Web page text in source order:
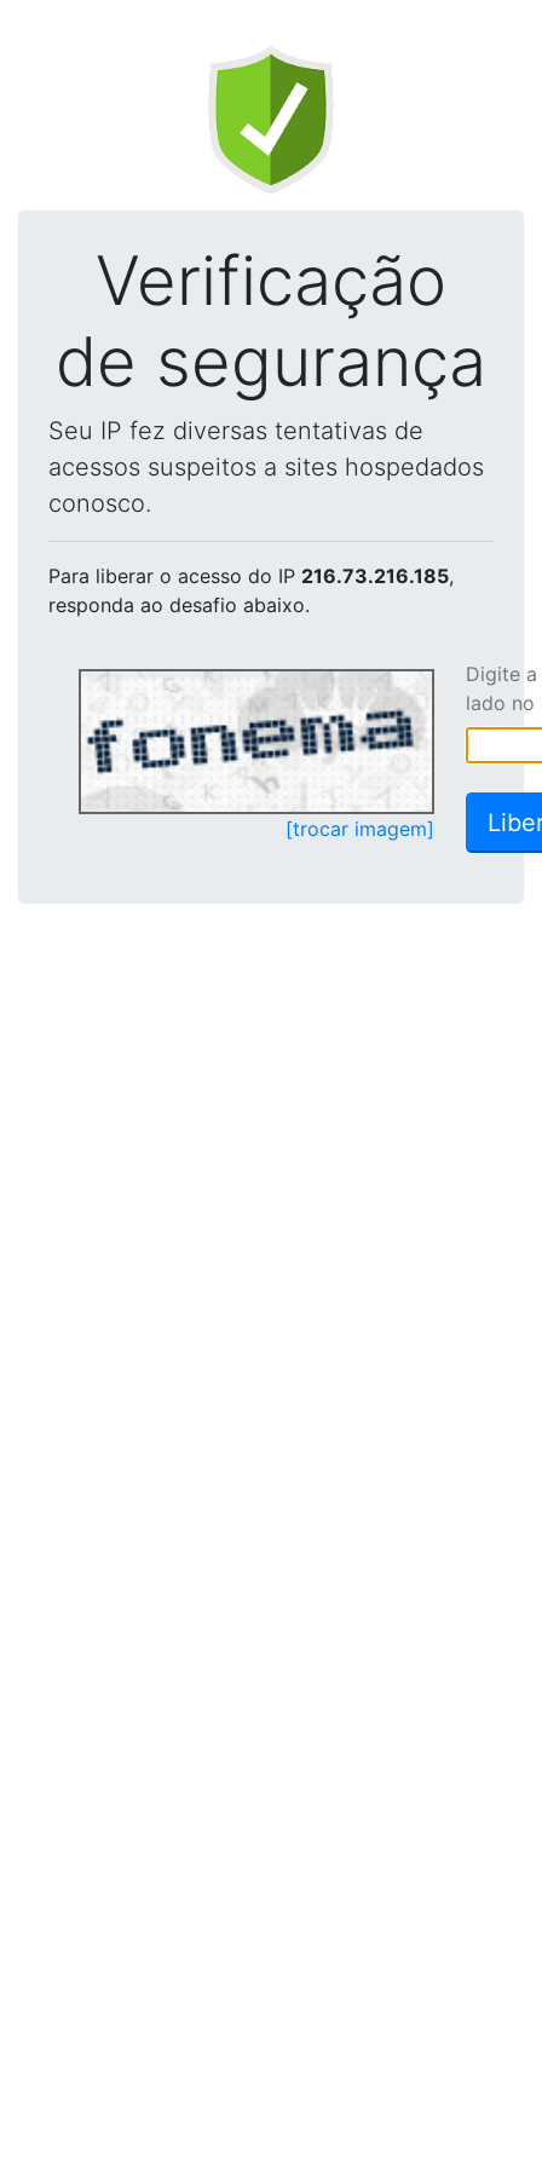
Verificação
de segurança
Seu IP fez diversas tentativas de
acessos suspeitos a sites hospedados
conosco.
Para liberar o acesso do IP 216.73.216.185,
responda ao desafio abaixo.
[trocar imagem]
Digite
lado no